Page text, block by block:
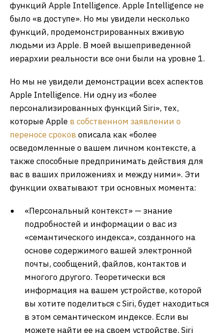
функций Apple Intelligence. Apple Intelligence не
было «в доступе». Но мы увидели несколько
функций, продемонстрированных вживую
людьми из Apple. В моей вышеприведенной
иерархии реальности все они были на уровне 1.
Но мы не увидели демонстрации всех аспектов
Apple Intelligence. Ни одну из «более
персонализированных функций Siri», тех,
которые Apple в собственном заявлении о
переносе сроков описала как «более
осведомленные о вашем личном контексте, а
также способные предпринимать действия для
вас в ваших приложениях и между ними». Эти
функции охватывают три основных момента:
«Персональный контекст» — знание
подробностей и информации о вас из
«семантического индекса», созданного на
основе содержимого вашей электронной
почты, сообщений, файлов, контактов и
многого другого. Теоретически вся
информация на вашем устройстве, которой
вы хотите поделиться с Siri, будет находиться
в этом семантическом индексе. Если вы
можете найти ее на своем устройстве, Siri